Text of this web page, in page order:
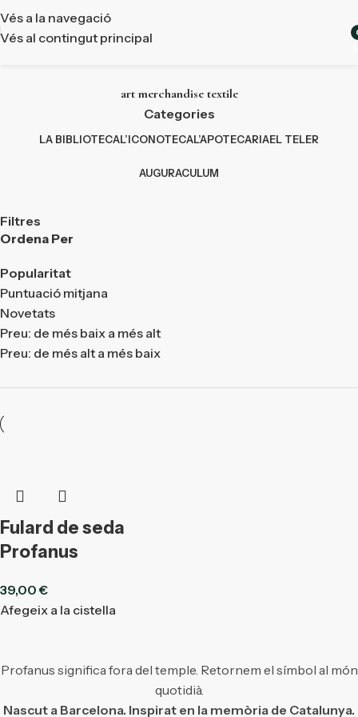
Vés a la navegació
Vés al contingut principal
art merchandise textile
Categories
LA BIBLIOTECAL’ICONOTECAL’APOTECARIAEL TELER
AUGURACULUM
Filtres
Ordena Per
Popularitat
Puntuació mitjana
Novetats
Preu: de més baix a més alt
Preu: de més alt a més baix
Fulard de seda
Profanus
39,00€
Afegeix a la cistella
Profanus significa fora del temple. Retornem el símbol al món
quotidià.
Nascut a Barcelona. Inspirat en la memòria de Catalunya.